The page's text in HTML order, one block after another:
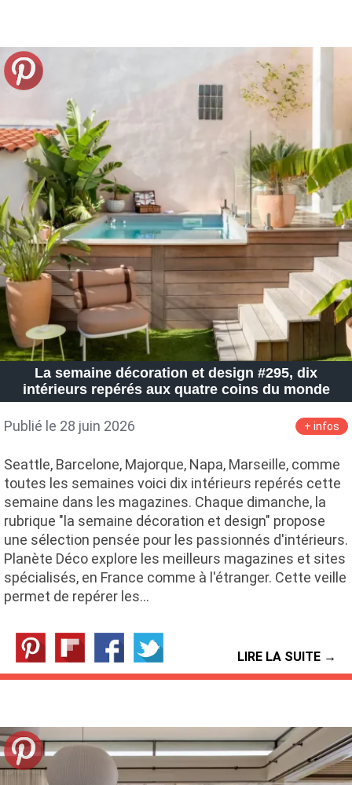
La semaine décoration et design #295, dix
intérieurs repérés aux quatre coins du monde
Publié le 28 juin 2026 + infos
Seattle, Barcelone, Majorque, Napa, Marseille, comme
toutes les semaines voici dix intérieurs repérés cette
semaine dans les magazines. Chaque dimanche, la
rubrique "la semaine décoration et design" propose
une sélection pensée pour les passionnés d'intérieurs.
Planète Déco explore les meilleurs magazines et sites
spécialisés, en France comme à l'étranger. Cette veille
permet de repérer les…
LIRE LA SUITE →